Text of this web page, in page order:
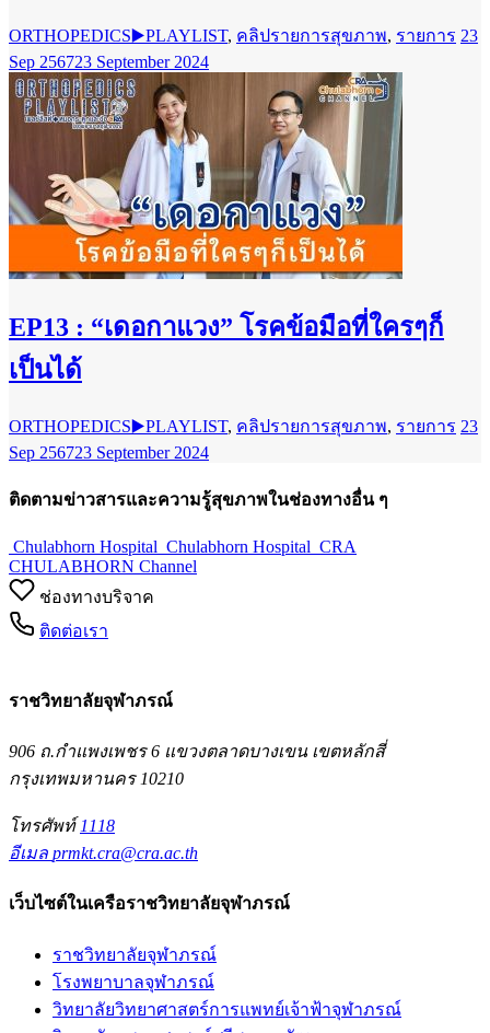
ORTHOPEDICS▶️PLAYLIST, คลิปรายการสุขภาพ, รายการ 23
Sep 256723 September 2024
EP13 : “เดอกาแวง” โรคข้อมือที่ใครๆก็
เป็นได้
ORTHOPEDICS▶️PLAYLIST, คลิปรายการสุขภาพ, รายการ 23
Sep 256723 September 2024
ติดตามข่าวสารและความรู้สุขภาพในช่องทางอื่น ๆ
Chulabhorn Hospital Chulabhorn Hospital CRA
CHULABHORN Channel
ช่องทางบริจาค
ติดต่อเรา
ราชวิทยาลัยจุฬาภรณ์
906 ถ.กำแพงเพชร 6 แขวงตลาดบางเขน เขตหลักสี่
กรุงเทพมหานคร 10210
โทรศัพท์ 1118
อีเมล prmkt.cra@cra.ac.th
เว็บไซต์ในเครือราชวิทยาลัยจุฬาภรณ์
ราชวิทยาลัยจุฬาภรณ์
โรงพยาบาลจุฬาภรณ์
วิทยาลัยวิทยาศาสตร์การแพทย์เจ้าฟ้าจุฬาภรณ์